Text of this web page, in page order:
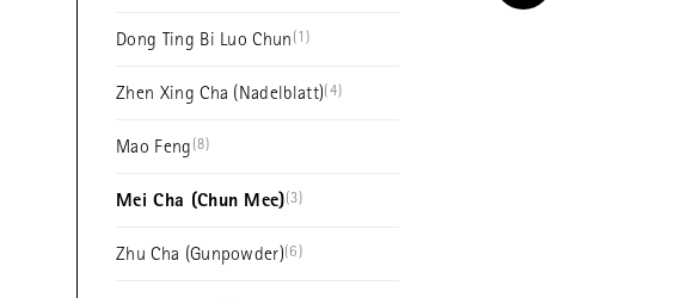
Dong Ting Bi Luo Chun (1)
Zhen Xing Cha (Nadelblatt)(4)
Mao Feng (8)
Mei Cha (Chun Mee)(3)
Zhu Cha (Gunpowder)(6)